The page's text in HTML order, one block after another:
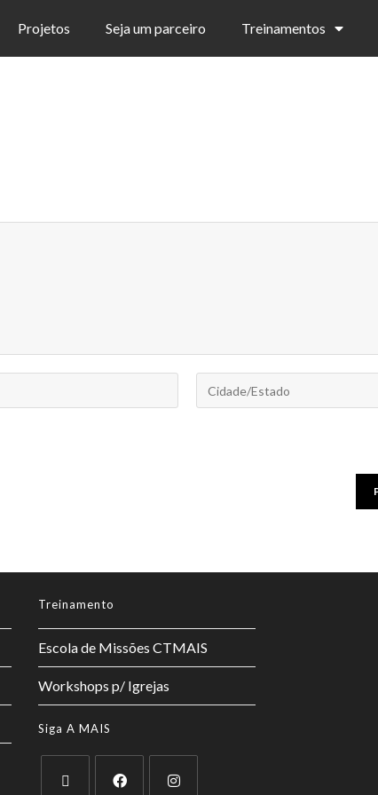
Projetos Seja um parceiro Treinamentos
Treinamento
Escola de Missões CTMAIS
Workshops p/ Igrejas
Siga A MAIS